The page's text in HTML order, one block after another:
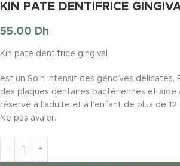
KIN PATE DENTIFRICE
55.00 Dh
Kin pate dentifrice gingival
est un Soin intensif des gencives délicates,
des plaques dentaires bactériennes et aide
réservé à l’adulte et à l’enfant de plus de 12
Ne pas avaler.